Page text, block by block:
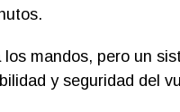
mandos, pero un
y seguridad del